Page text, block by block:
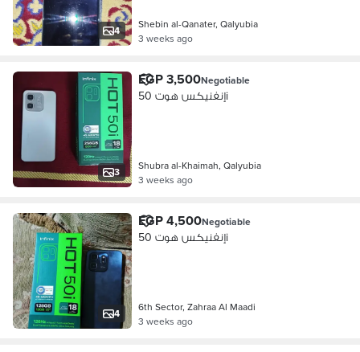
4
Shebin al-Qanater, Qalyubia
3 weeks ago
3
EGP 3,500Negotiable
إنفنيكس هوت 50i
Shubra al-Khaimah, Qalyubia
3 weeks ago
4
EGP 4,500Negotiable
إنفنيكس هوت 50i
6th Sector, Zahraa Al Maadi
3 weeks ago